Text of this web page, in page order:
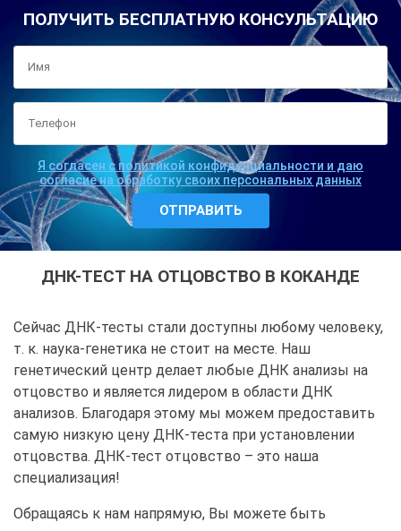
ПОЛУЧИТЬ БЕСПЛАТНУЮ КОНСУЛЬТАЦИЮ
Я согласен с политикой конфиденциальности и даю
согласие на обработку своих персональных данных
ДНК-ТЕСТ НА ОТЦОВСТВО В КОКАНДЕ
Сейчас ДНК-тесты стали доступны любому человеку,
т. к. наука-генетика не стоит на месте. Наш
генетический центр делает любые ДНК анализы на
отцовство и является лидером в области ДНК
анализов. Благодаря этому мы можем предоставить
самую низкую цену ДНК-теста при установлении
отцовства. ДНК-тест отцовство – это наша
специализация!
Обращаясь к нам напрямую, Вы можете быть